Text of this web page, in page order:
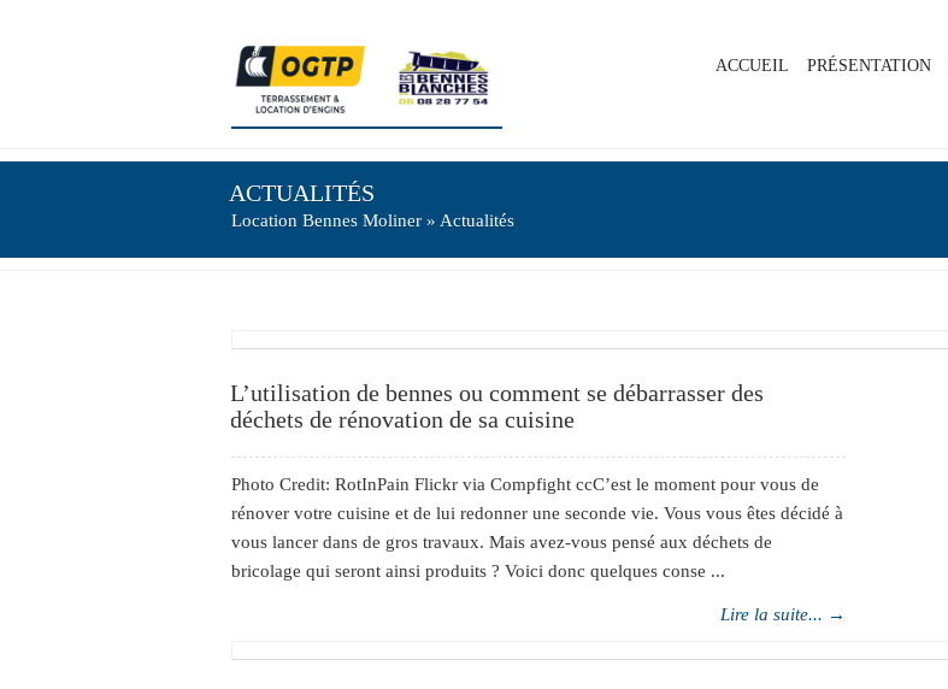
ACCUEIL PRÉSENTATION
ACTUALITÉS
Location Bennes Moliner » Actualités
L’utilisation de bennes ou comment se débarrasser des
déchets de rénovation de sa cuisine
Photo Credit: RotInPain Flickr via Compfight ccC’est le moment pour vous de
rénover votre cuisine et de lui redonner une seconde vie. Vous vous êtes décidé à
vous lancer dans de gros travaux. Mais avez-vous pensé aux déchets de
bricolage qui seront ainsi produits ? Voici donc quelques conse ...
Lire la suite... →